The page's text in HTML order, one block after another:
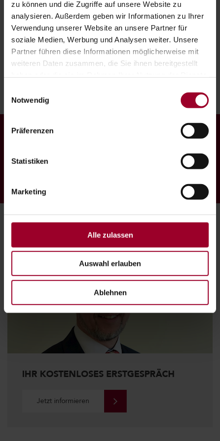
zu können und die Zugriffe auf unsere Website zu
analysieren. Außerdem geben wir Informationen zu Ihrer
Verwendung unserer Website an unsere Partner für
soziale Medien, Werbung und Analysen weiter. Unsere
Partner führen diese Informationen möglicherweise mit
weiteren Daten zusammen, die Sie ihnen bereitgestellt
Impressum
Notwendig
Präferenzen
Statistiken
Marketing
Alle zulassen
Auswahl erlauben
Ablehnen
Mehr erfahren
DIGITALE PERSONALVERRECHNUNG
Mehr erfahren
Wege entstehen dadurch, dass man
IHR KOSTENLOSES ERSTGESPRÄCH
Jetzt informieren